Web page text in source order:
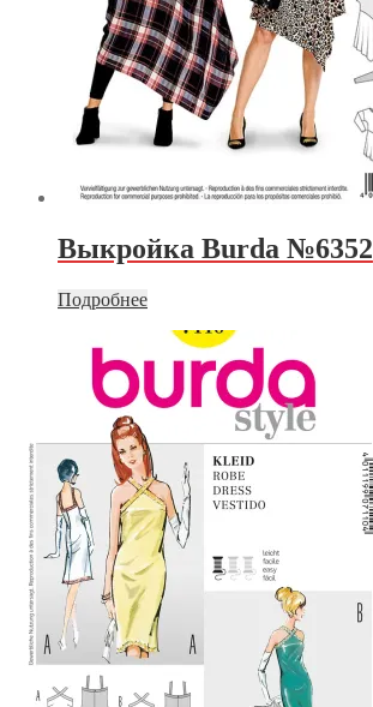
Выкройка Burda №6352
Подробнее